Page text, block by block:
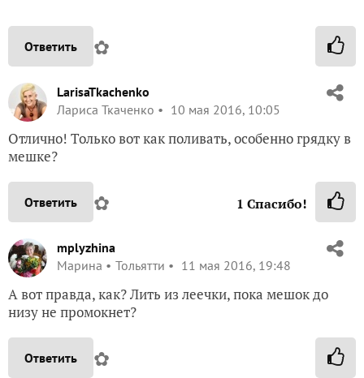
Ответить ✿
LarisaTkachenko
Лариса Ткаченко
10 мая 2016, 10:05
Отлично! Только вот как поливать, особенно грядку в
мешке?
Ответить ✿ 1 Спасибо!
mplyzhina
Марина
Тольятти 11 мая 2016, 19:48
А вот правда, как? Лить из леечки, пока мешок до
низу не промокнет?
Ответить ✿